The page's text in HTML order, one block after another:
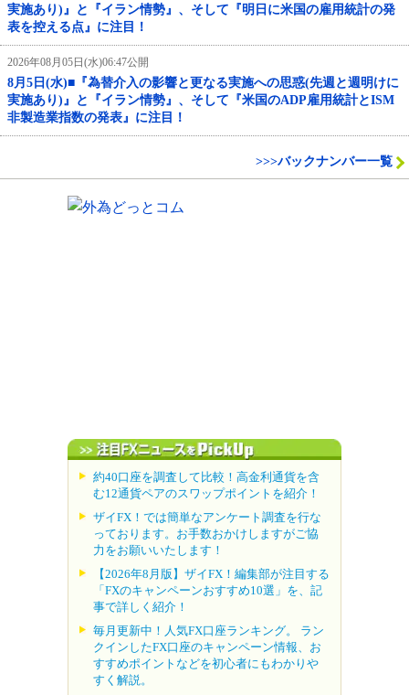
実施あり)』と『イラン情勢』、そして『明日に米国の雇用統計の発
表を控える点』に注目！
2026年08月05日(水)06:47公開
8月5日(水)■『為替介入の影響と更なる実施への思惑(先週と週明けに
実施あり)』と『イラン情勢』、そして『米国のADP雇用統計とISM
非製造業指数の発表』に注目！
>>>バックナンバー一覧
約40口座を調査して比較！高金利通貨を含
む12通貨ペアのスワップポイントを紹介！
ザイFX！では簡単なアンケート調査を行な
っております。お手数おかけしますがご協
力をお願いいたします！
【2026年8月版】ザイFX！編集部が注目する
「FXのキャンペーンおすすめ10選」を、記
事で詳しく紹介！
毎月更新中！人気FX口座ランキング。 ラン
クインしたFX口座のキャンペーン情報、お
すすめポイントなどを初心者にもわかりや
すく解説。